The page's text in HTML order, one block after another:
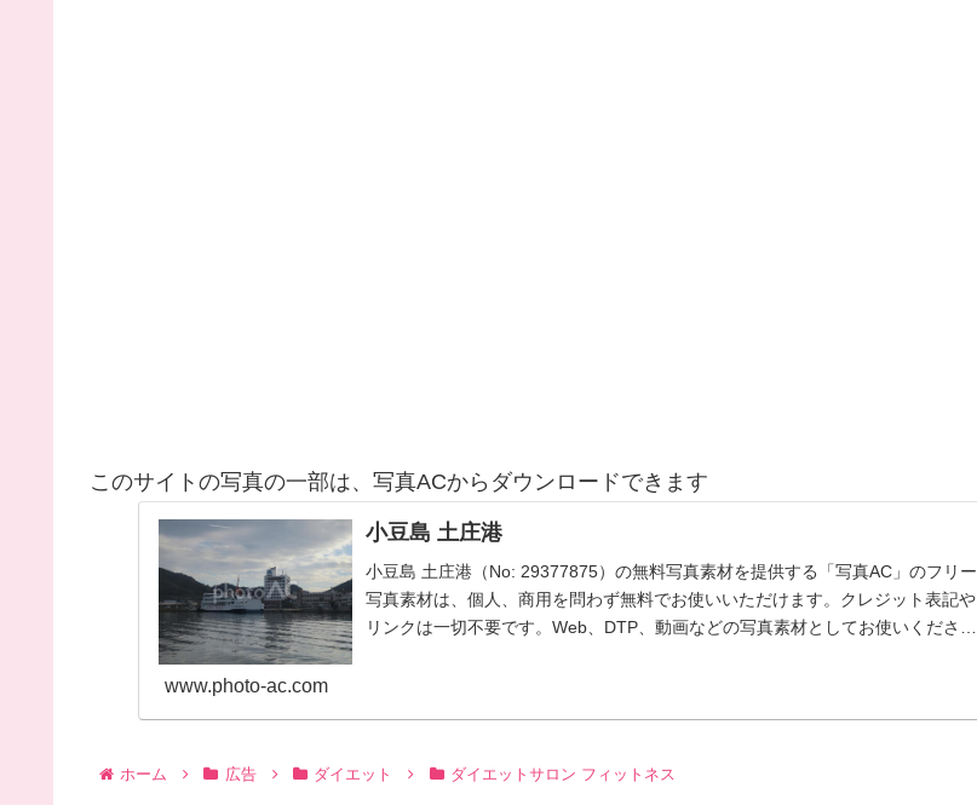
このサイトの写真の一部は、写真ACからダウンロードできます
小豆島 土庄港
小豆島 土庄港（No: 29377875）の無料写真素材を提供する「写真AC」のフリー
写真素材は、個人、商用を問わず無料でお使いいただけます。クレジット表記や
リンクは一切不要です。Web、DTP、動画などの写真素材としてお使いくださ
www.photo-ac.com
ホーム 広告 ダイエット ダイエットサロン フィットネス